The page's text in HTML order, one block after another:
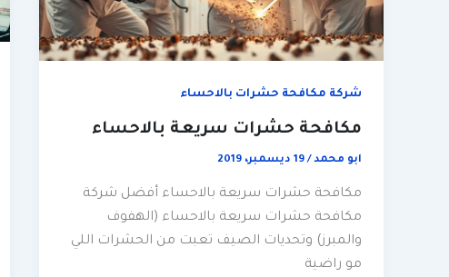
شركة مكافحة حشرات بالاحساء
مكافحة حشرات سريعة بالاحساء
ابو محمد/19 ديسمبر، 2019
مكافحة حشرات سريعة بالاحساء أفضل شركة
مكافحة حشرات سريعة بالاحساء (الهفوف
والمبرز) وتحديات الصيف تعبت من الحشرات اللي
مو راضية